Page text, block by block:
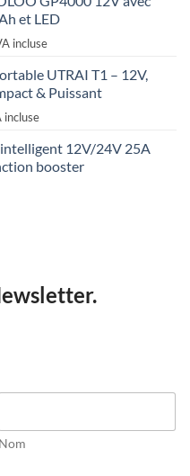
:
€
et LED
:
€.
incluse
UTRAI T1 – 12V,
& Puissant
€.
incluse
12V/24V 25A
booster
Nom